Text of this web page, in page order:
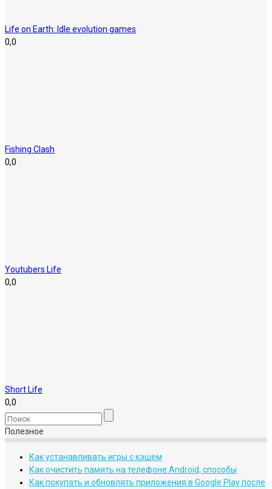
Life on Earth: Idle evolution games
0,0
Fishing Clash
0,0
Youtubers Life
0,0
Short Life
0,0
Полезное
Как устанавливать игры с кэшем
Как очистить память на телефоне Android, способы
Как покупать и обновлять приложения в Google Play после